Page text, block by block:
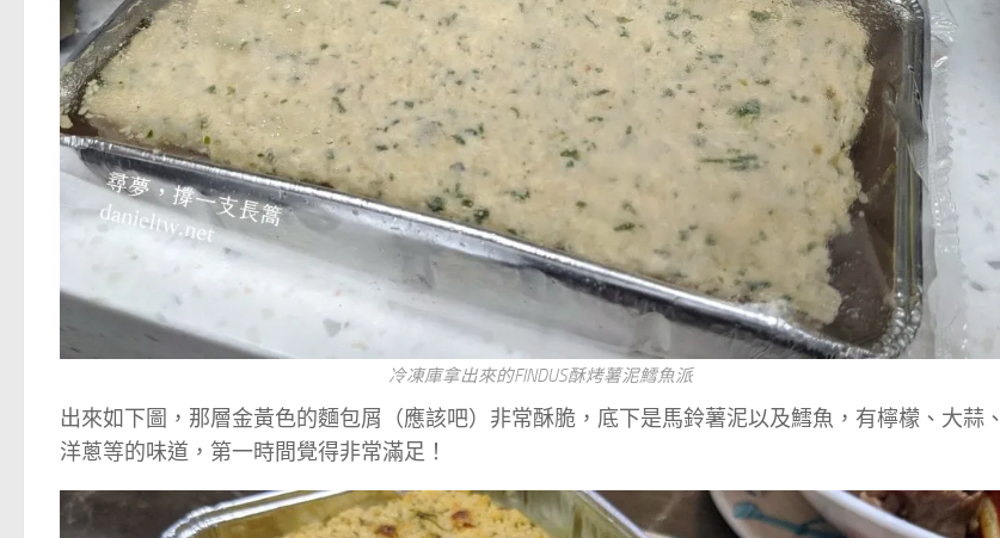
冷凍庫拿出來的FINDUS酥烤薯泥鱈魚派
出來如下圖，那層金黃色的麵包屑（應該吧）非常酥脆，底下是馬鈴薯泥以及鱈魚，有檸檬、大蒜、
洋蔥等的味道，第一時間覺得非常滿足！